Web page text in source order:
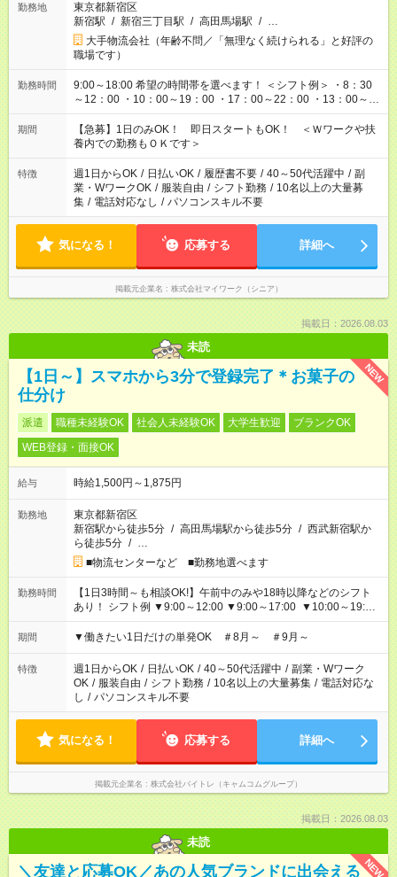
勤務地
東京都新宿区
新宿駅 / 新宿三丁目駅 / 高田馬場駅 / …
大手物流会社（年齢不問／「無理なく続けられる」と好評の
職場です）
勤務時間
9:00～18:00 希望の時間帯を選べます！ ＜シフト例＞ ・8：30
～12：00 ・10：00～19：00 ・17：00～22：00 ・13：00～
22：00 ・22：00～翌6：00 など
期間
【急募】1日のみOK！ 即日スタートもOK！ ＜Ｗワークや扶
養内での勤務もＯＫです＞
特徴 週1日からOK / 日払いOK / 履歴書不要 / 40～50代活躍中 / 副
業・WワークOK / 服装自由 / シフト勤務 / 10名以上の大量募
集 / 電話対応なし / パソコンスキル不要
気になる！ 応募する 詳細へ
掲載元企業名 株式会社マイワーク（シニア）
掲載日：2026.08.03
未読
NEW
【1日～】スマホから3分で登録完了＊お菓子の
仕分け
派遣 職種未経験OK 社会人未経験OK 大学生歓迎
ブランクOK
WEB登録・面接OK
給与 時給1,500円～1,875円
勤務地
東京都新宿区
新宿駅から徒歩5分 / 高田馬場駅から徒歩5分 / 西武新宿駅か
ら徒歩5分 / …
■物流センターなど ■勤務地選べます
勤務時間
【1日3時間～も相談OK!】午前中のみや18時以降などのシフト
あり！ シフト例 ▼9:00～12:00 ▼9:00～17:00 ▼10:00～19:00
▼18:00～21:00
期間 ▼働きたい1日だけの単発OK ＃8月～ ＃9月～
特徴 週1日からOK / 日払いOK / 40～50代活躍中 / 副業・Wワーク
OK / 服装自由 / シフト勤務 / 10名以上の大量募集 / 電話対応な
し / パソコンスキル不要
気になる！ 応募する 詳細へ
掲載元企業名 株式会社バイトレ（キャムコムグループ）
掲載日：2026.08.03
未読
NEW
＼友達と応募OK／あの人気ブランドに出会える